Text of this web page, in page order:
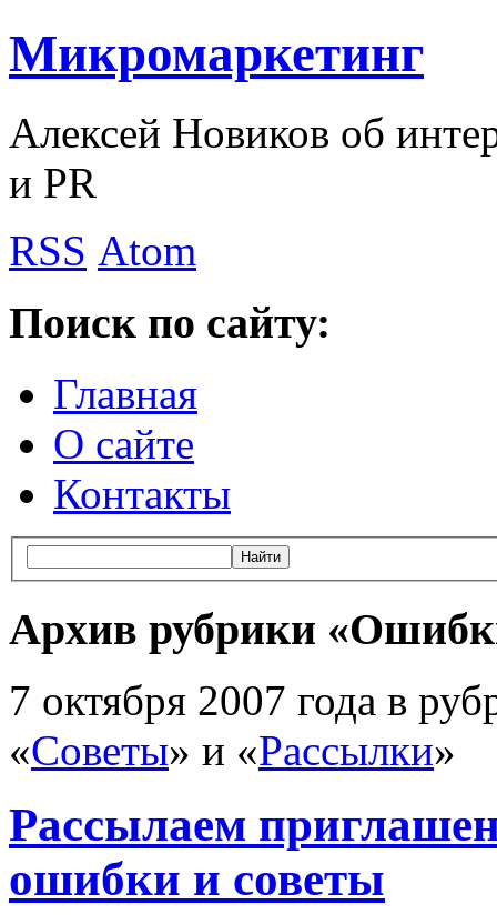
Микромаркетинг
Алексей Новиков об
и PR
RSS Atom
Поиск по сайту:
Главная
О сайте
Контакты
Архив рубрики
7 октября 2007 года в
«Советы» и «Рассылки»
Рассылаем
ошибки и советы